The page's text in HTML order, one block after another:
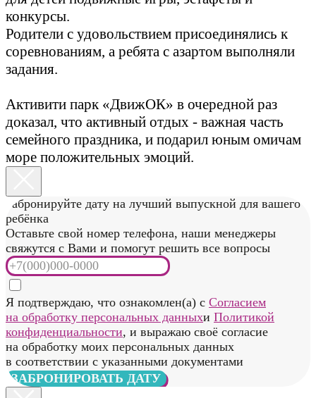
Я подтверждаю, что ознакомлен(а) с
на обработку персональных данныхиПолитикой
конфиденциальности , и выражаю своё согласие
на обработку моих персональных данных
в соответствии с указанными документами
ЗАБРОНИРОВАТЬ ДАТУ
Забронируйте дату на лучший День рождения для
вашего ребёнка
Оставьте свой номер телефона, наши менеджеры
свяжутся с Вами и помогут решить все вопросы
на обработку персональных данныхиПолитикой
конфиденциальности, и выражаю своё согласие
на обработку моих персональных данных
в соответствии с указанными документами
ЗАБРОНИРОВАТЬ ДАТУ
Забронируйте дату на лучший выпускной для вашего
ребёнка
Оставьте свой номер телефона, наши менеджеры
свяжутся с Вами и помогут решить все вопросы
Я подтверждаю, что ознакомлен(а) с Согласием
на обработку персональных данныхиПолитикой
конфиденциальности , и выражаю своё согласие
на обработку моих персональных данных